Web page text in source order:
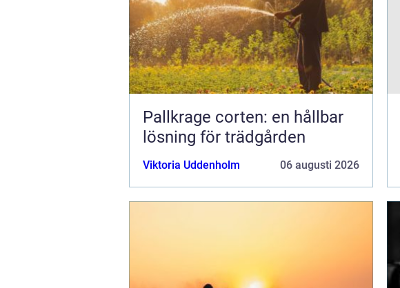
Pallkrage corten: en hållbar
lösning för trädgården
Viktoria Uddenholm 06 augusti 2026